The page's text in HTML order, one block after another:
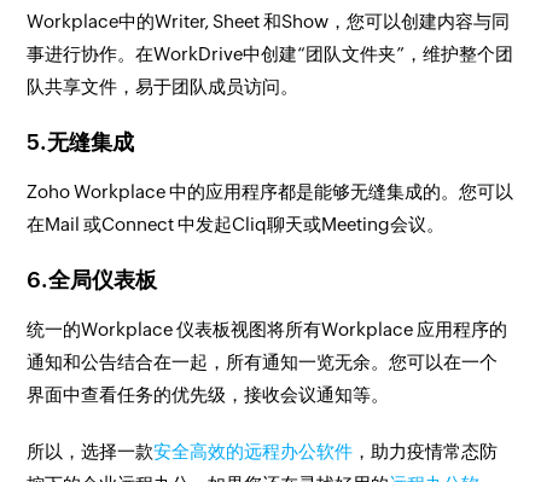
Workplace中的Writer, Sheet 和Show，您可以创建内容与同
事进行协作。在WorkDrive中创建“团队文件夹”，维护整个团
队共享文件，易于团队成员访问。
5.无缝集成
Zoho Workplace 中的应用程序都是能够无缝集成的。您可以
在Mail 或Connect 中发起Cliq聊天或Meeting会议。
6.全局仪表板
统一的Workplace 仪表板视图将所有Workplace 应用程序的
通知和公告结合在一起，所有通知一览无余。您可以在一个
界面中查看任务的优先级，接收会议通知等。
所以，选择一款安全高效的远程办公软件 ，助力疫情常态防